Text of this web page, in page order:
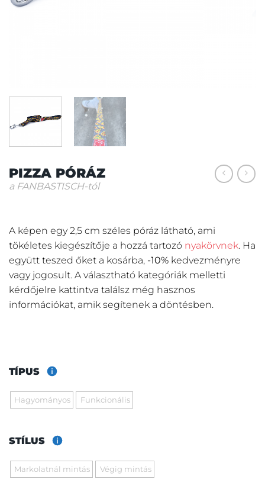
PIZZA PÓRÁZ
a FANBASTISCH-tól
A képen egy 2,5 cm széles póráz látható, ami
tökéletes kiegészítője a hozzá tartozó nyakörvnek. Ha
együtt teszed őket a kosárba, -10% kedvezményre
vagy jogosult. A választható kategóriák melletti
kérdőjelre kattintva találsz még hasznos
információkat, amik segítenek a döntésben.
TÍPUS
Hagyományos Funkcionális
STÍLUS
Markolatnál mintás Végig mintás